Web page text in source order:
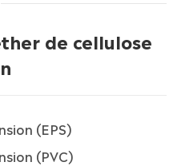
de cellulose
(EPS)
(PVC)